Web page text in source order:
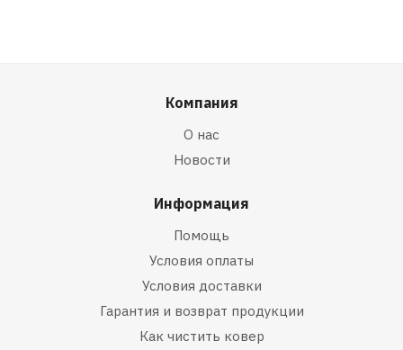
Компания
О нас
Новости
Информация
Помощь
Условия оплаты
Условия доставки
Гарантия и возврат продукции
Как чистить ковер